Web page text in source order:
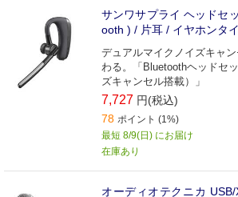
サンワサプライ ヘッドセ
ooth ) / 片耳 / イヤホンタ
デュアルマイクノイズキャ
わる。「Bluetoothヘッドセ
ズキャンセル搭載）」
7,727 円(税込)
78 ポイント (1%)
最短 8/9(日) にお届け
在庫あり
オーディオテクニカ